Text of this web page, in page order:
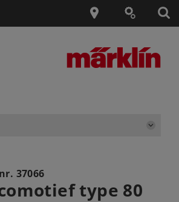
37066
type 80